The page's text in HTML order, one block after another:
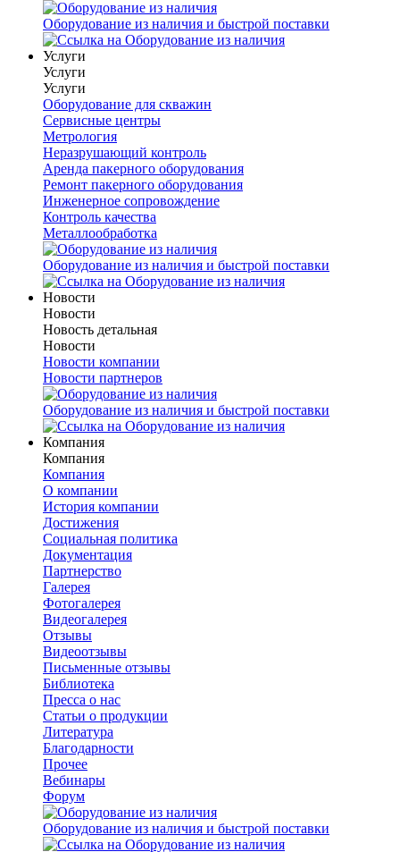
Оборудование из наличия и быстрой поставки
Услуги
Услуги
Услуги
Оборудование для скважин
Сервисные центры
Метрология
Неразрушающий контроль
Аренда пакерного оборудования
Ремонт пакерного оборудования
Инженерное сопровождение
Контроль качества
Металлообработка
Оборудование из наличия и быстрой поставки
Новости
Новости
Новость детальная
Новости
Новости компании
Новости партнеров
Оборудование из наличия и быстрой поставки
Компания
Компания
Компания
О компании
История компании
Достижения
Социальная политика
Документация
Партнерство
Галерея
Фотогалерея
Видеогалерея
Отзывы
Видеоотзывы
Письменные отзывы
Библиотека
Пресса о нас
Статьи о продукции
Литература
Благодарности
Прочее
Вебинары
Форум
Оборудование из наличия и быстрой поставки